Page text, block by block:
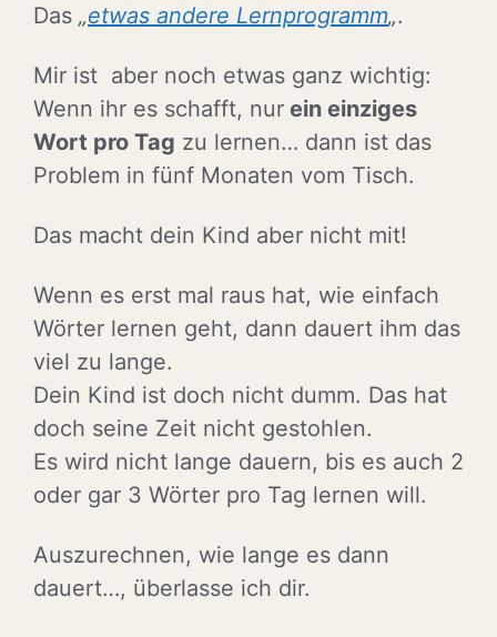
Das „etwas andere Lernprogramm„.
Mir ist aber noch etwas ganz wichtig:
Wenn ihr es schafft, nur ein einziges
Wort pro Tag zu lernen… dann ist das
Problem in fünf Monaten vom Tisch.
Das macht dein Kind aber nicht mit!
Wenn es erst mal raus hat, wie einfach
Wörter lernen geht, dann dauert ihm das
viel zu lange.
Dein Kind ist doch nicht dumm. Das hat
doch seine Zeit nicht gestohlen.
Es wird nicht lange dauern, bis es auch 2
oder gar 3 Wörter pro Tag lernen will.
Auszurechnen, wie lange es dann
dauert…, überlasse ich dir.